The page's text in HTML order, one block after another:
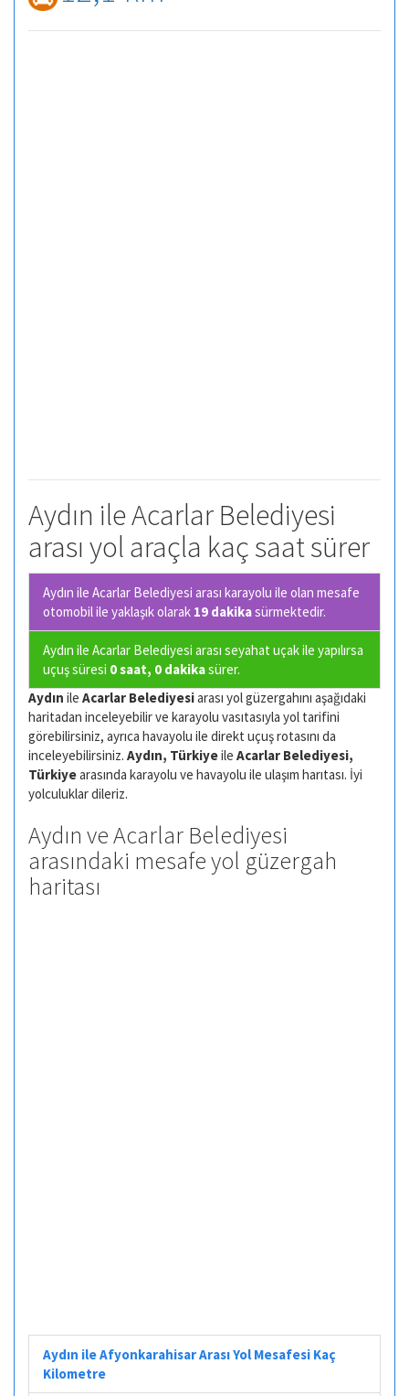
Aydın ile Acarlar Belediyesi
arası yol araçla kaç saat sürer
Aydın ile Acarlar Belediyesi arası karayolu ile olan mesafe
otomobil ile yaklaşık olarak 19 dakikasürmektedir.
Aydın ile Acarlar Belediyesi arası seyahat uçak ile yapılırsa
uçuş süresi 0 saat, 0 dakikasürer.
Aydın ile Acarlar Belediyesiarası yol güzergahını aşağıdaki
haritadan inceleyebilir ve karayolu vasıtasıyla yol tarifini
görebilirsiniz, ayrıca havayolu ile direkt uçuş rotasını da
inceleyebilirsiniz. Aydın, Türkiyeile Acarlar Belediyesi,
Türkiyearasında karayolu ve havayolu ile ulaşım harıtası. İyi
yolculuklar dileriz.
Aydın ve Acarlar Belediyesi
arasındaki mesafe yol güzergah
haritası
Aydın ile Afyonkarahisar Arası Yol Mesafesi Kaç
Kilometre